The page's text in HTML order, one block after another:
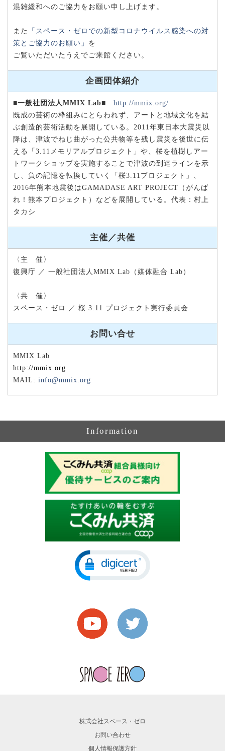
混雑緩和へのご協力をお願い申し上げます。
また
「スペース・ゼロでの新型コロナウイルス感染への対
策とご協力のお願い」 を
ご覧いただいたうえでご来館ください。
企画団体紹介
■一般社団法人MMIX Lab■
http://mmix.org/
既成の芸術の枠組みにとらわれず、アートと地域文化を結
ぶ創造的芸術活動を展開している。2011年東日本大震災以
降は、津波でねじ曲がった公共物等を残し震災を後世に伝
える「3.11メモリアルプロジェクト」や、桜を植樹しアー
トワークショップを実施することで津波の到達ラインを示
し、負の記憶を転換していく「桜3.11プロジェクト」、
2016年熊本地震後はGAMADASE ART PROJECT（がんば
れ！熊本プロジェクト）などを展開している。代表：村上
タカシ
主催／共催
〈主 催〉
復興庁 ／ 一般社団法人MMIX Lab（媒体融合 Lab）
〈共 催〉
スペース・ゼロ ／ 桜 3.11 プロジェクト実行委員会
お問い合せ
MMIX Lab
http://mmix.org
MAIL: info@mmix.org
Information
株式会社スペース・ゼロ
お問い合わせ
個人情報保護方針